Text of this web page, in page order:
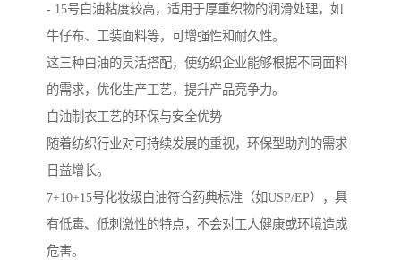
- 15号白油粘度较高，适用于厚重织物的润滑处理，如
牛仔布、工装面料等，可增强性和耐久性。
这三种白油的灵活搭配，使纺织企业能够根据不同面料
的需求，优化生产工艺，提升产品竞争力。
白油制衣工艺的环保与安全优势
随着纺织行业对可持续发展的重视，环保型助剂的需求
日益增长。
7+10+15号化妆级白油符合药典标准（如USP/EP），具
有低毒、低刺激性的特点，不会对工人健康或环境造成
危害。